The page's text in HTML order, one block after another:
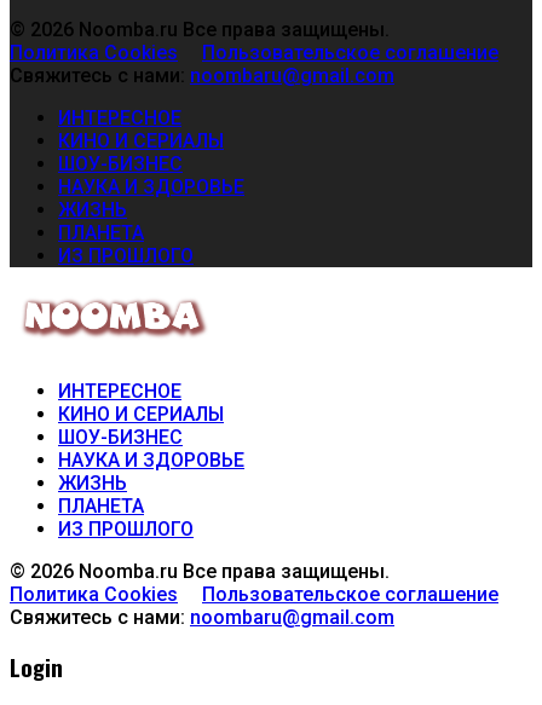
© 2026 Noomba.ru Все права защищены.
Политика Cookies
Пользовательское соглашение
Свяжитесь с нами: noombaru@gmail.com
ИНТЕРЕСНОЕ
КИНО И СЕРИАЛЫ
ШОУ-БИЗНЕС
НАУКА И ЗДОРОВЬЕ
ЖИЗНЬ
ПЛАНЕТА
ИЗ ПРОШЛОГО
ИНТЕРЕСНОЕ
КИНО И СЕРИАЛЫ
ШОУ-БИЗНЕС
НАУКА И ЗДОРОВЬЕ
ЖИЗНЬ
ПЛАНЕТА
ИЗ ПРОШЛОГО
© 2026 Noomba.ru Все права защищены.
Политика Cookies
Пользовательское соглашение
Свяжитесь с нами: noombaru@gmail.com
Login